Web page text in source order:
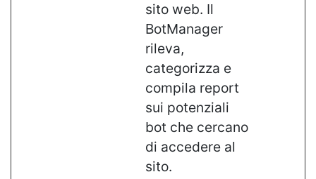
sito web. Il
BotManager
rileva,
categorizza e
compila report
sui potenziali
bot che cercano
di accedere al
sito.